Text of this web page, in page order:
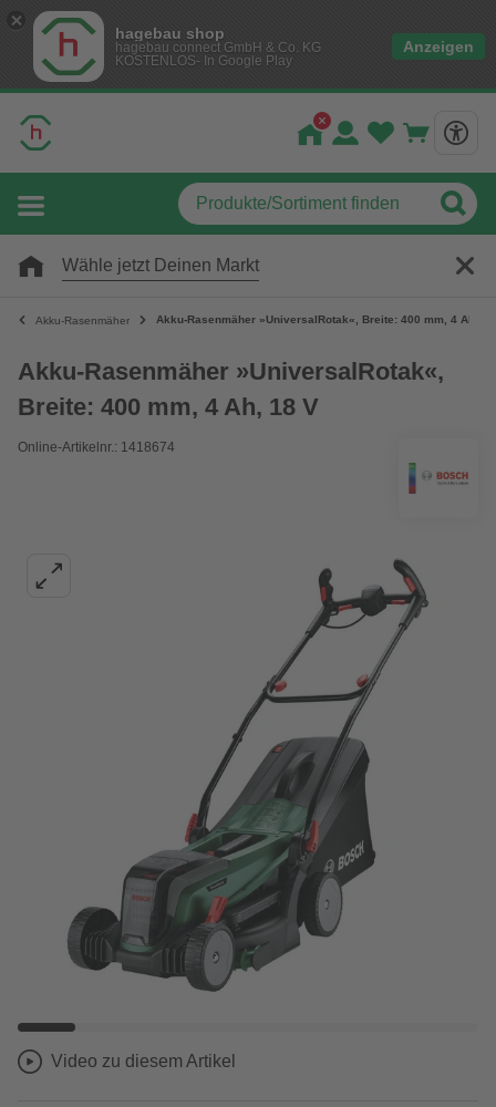
hagebau shop
hagebau connect GmbH & Co. KG
KOSTENLOS- In Google Play
Anzeigen
Wähle jetzt Deinen Markt
Akku-Rasenmäher Akku-Rasenmäher »UniversalRotak«, Breite: 400 mm, 4 Ah,
Akku-Rasenmäher »UniversalRotak«,
Breite: 400 mm, 4 Ah, 18 V
Online-Artikelnr.: 1418674
Video zu diesem Artikel